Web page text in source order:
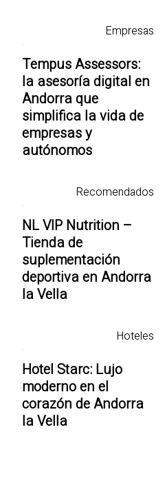
Empresas
Tempus Assessors:
la asesoría digital en
Andorra que
simplifica la vida de
empresas y
autónomos
Recomendados
NL VIP Nutrition –
Tienda de
suplementación
deportiva en Andorra
la Vella
Hoteles
Hotel Starc: Lujo
moderno en el
corazón de Andorra
la Vella